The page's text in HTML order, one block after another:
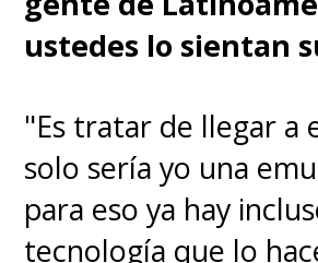
ustedes lo sientan
"Es tratar de llegar a
solo sería yo una
para eso ya hay
tecnología que lo